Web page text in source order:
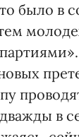
было в
в